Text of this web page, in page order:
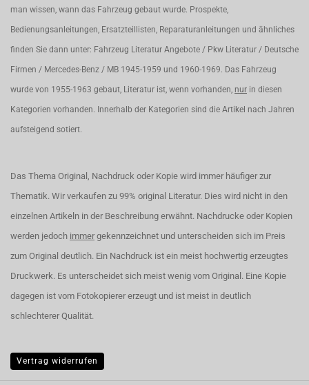
man wissen, wann das Fahrzeug gebaut wurde. Prospekte,
Bedienungsanleitungen, Ersatzteillisten, Reparaturanleitungen und ähnliches
finden Sie dann unter: Fahrzeug Literatur Angebote / Pkw Literatur / Deutsche
Firmen / Mercedes-Benz / MB 1945-1959 und 1960-1969. Das Fahrzeug
wurde von 1955-1963 gebaut, Literatur ist, wenn vorhanden, nur in diesen
Kategorien vorhanden. Innerhalb der Kategorien sind die Artikel nach Jahren
aufsteigend sotiert.
Das Thema Original, Nachdruck oder Kopie wird immer häufiger zur
Thematik. Wir verkaufen zu 99% original Literatur. Dies wird nicht in den
einzelnen Artikeln in der Beschreibung erwähnt. Nachdrucke oder Kopien
werden jedoch immer gekennzeichnet und unterscheiden sich im Preis
zum Original deutlich. Ein Nachdruck ist ein meist hochwertig erzeugtes
Druckwerk. Es unterscheidet sich meist wenig vom Original. Eine Kopie
dagegen ist vom Fotokopierer erzeugt und ist meist in deutlich
schlechterer Qualität.
Vertrag widerrufen